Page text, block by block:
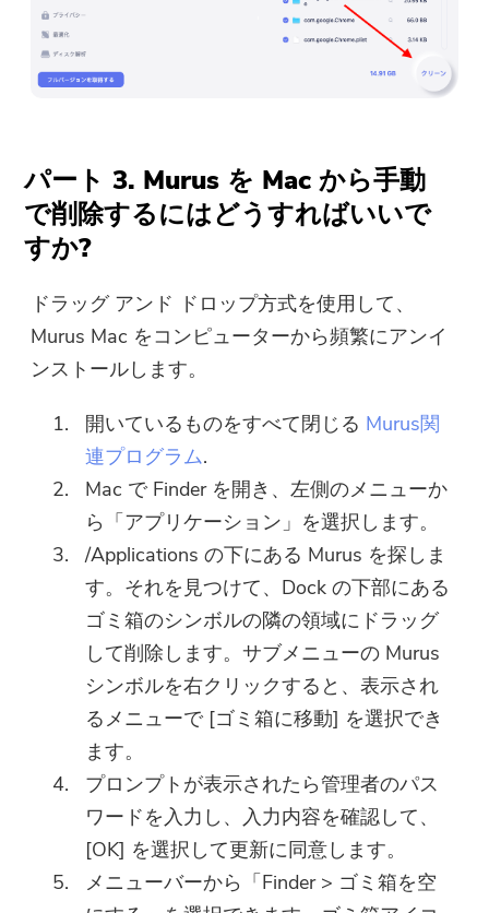
パート 3. Murus を Mac から手動
で削除するにはどうすればいいで
すか?
ドラッグ アンド ドロップ方式を使用して、
Murus Mac をコンピューターから頻繁にアンイ
ンストールします。
開いているものをすべて閉じる Murus関
連プログラム.
Mac で Finder を開き、左側のメニューか
ら「アプリケーション」を選択します。
/Applications の下にある Murus を探しま
す。それを見つけて、Dock の下部にある
ゴミ箱のシンボルの隣の領域にドラッグ
して削除します。サブメニューの Murus
シンボルを右クリックすると、表示され
るメニューで [ゴミ箱に移動] を選択でき
ます。
プロンプトが表示されたら管理者のパス
ワードを入力し、入力内容を確認して、
[OK] を選択して更新に同意します。
メニューバーから「Finder > ゴミ箱を空
ほぼ完了します。
最新のアップデートとオファー
を購読する
注意：
このソフトウェアは、Macでの
みダウンロードして使用できま
す。メールアドレスを入力し
て、ダウンロードリンクとクー
ポンコードを取得できます。 ソ
フトウェアを購入したい場合は
ここへ：ストア